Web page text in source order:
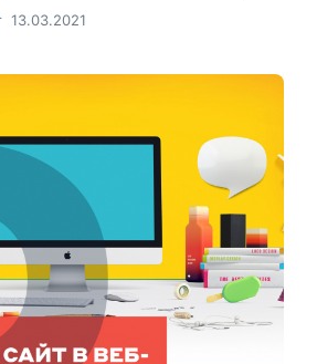
13.03.2021